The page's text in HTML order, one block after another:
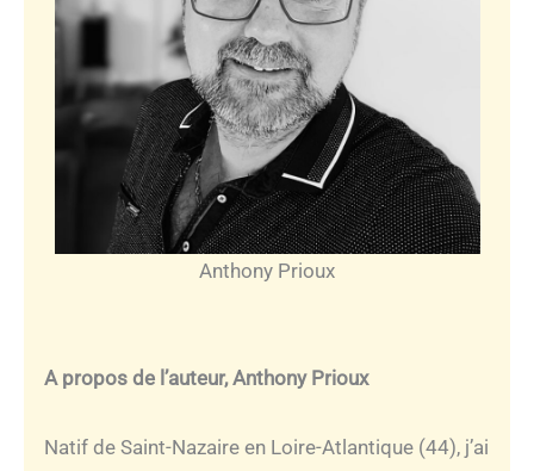
Anthony Prioux
A propos de l’auteur, Anthony Prioux
Natif de Saint-Nazaire en Loire-Atlantique (44), j’ai